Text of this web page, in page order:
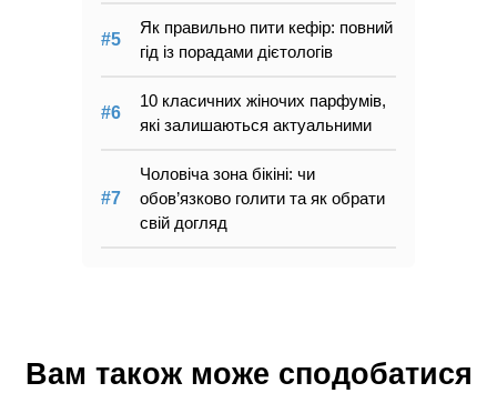
Як правильно пити кефір: повний
гід із порадами дієтологів
10 класичних жіночих парфумів,
які залишаються актуальними
Чоловіча зона бікіні: чи
обов’язково голити та як обрати
свій догляд
Вам також може сподобатися